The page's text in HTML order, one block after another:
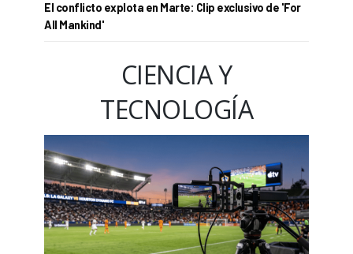
El conflicto explota en Marte: Clip exclusivo de 'For
All Mankind'
CIENCIA Y
TECNOLOGÍA